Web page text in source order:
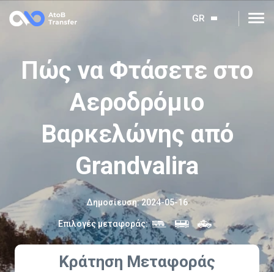
GR
Πώς να Φτάσετε στο
Αεροδρόμιο
Βαρκελώνης από
Grandvalira
Δημοσίευση:2024-05-16
Επιλογές μεταφοράς:
Κράτηση Μεταφοράς